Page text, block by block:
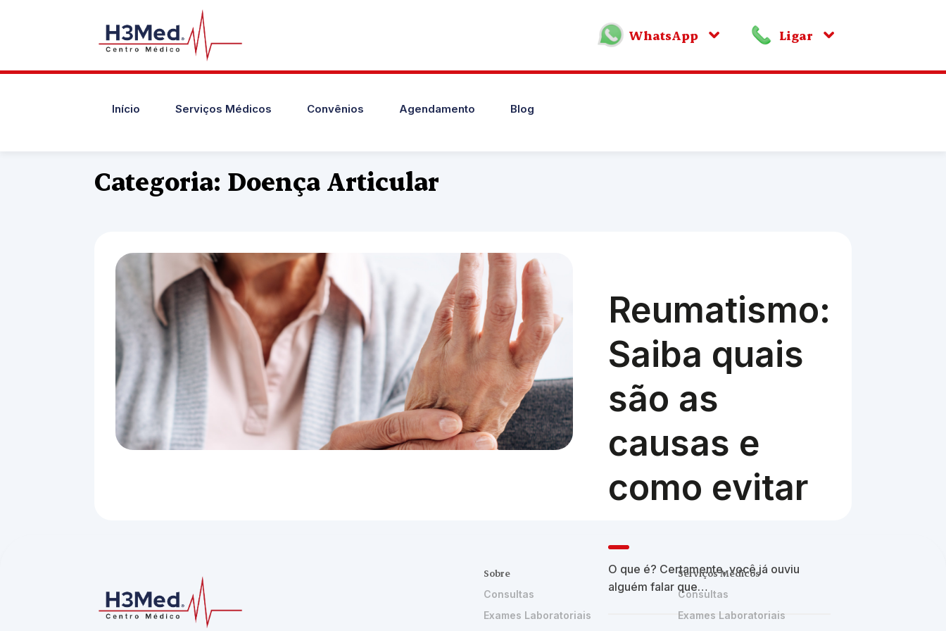
WhatsApp Ligar
Início Serviços Médicos Convênios Agendamento Blog
Categoria: Doença Articular
Reumatismo:
Saiba quais
são as
causas e
como evitar
O que é? Certamente, você já ouviu
alguém falar que…
Sobre
Consultas
Exames Laboratoriais
Serviços Médicos
Consultas
Exames Laboratoriais